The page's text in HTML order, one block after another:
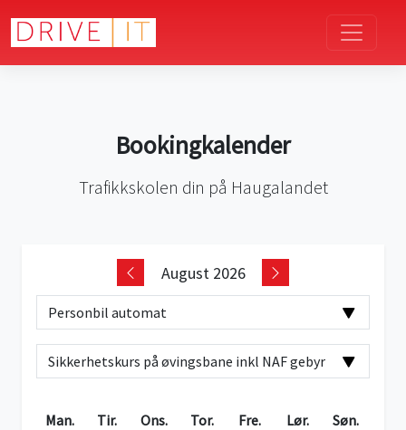
Bookingkalender
Trafikkskolen din på Haugalandet
August 2026
Man. Tir. Ons. Tor. Fre. Lør.
Søn.